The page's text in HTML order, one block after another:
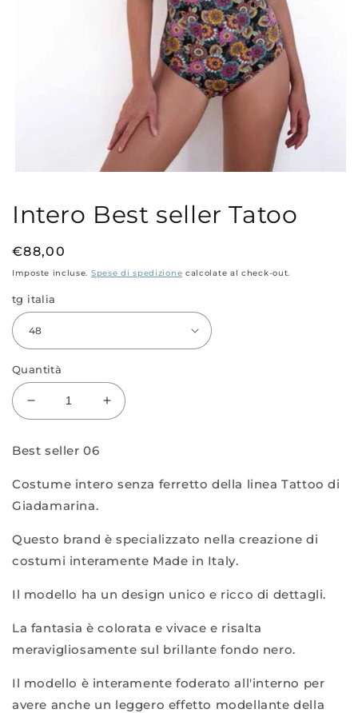
in
modale
Intero Best seller Tatoo
Prezzo
di
€88,00
Imposte incluse. Spese di spedizione calcolate al check-out.
tg italia
Quantità
Diminuisci
quantità
Intero
seller
Tatoo
Aumenta
quantità
seller
Best seller 06
Costume intero senza ferretto della linea Tattoo di
Giadamarina.
Questo brand è specializzato nella creazione di
costumi interamente Made in Italy.
Il modello ha un design unico e ricco di dettagli.
La fantasia è colorata e vivace e risalta
meravigliosamente sul brillante fondo nero.
Il modello è interamente foderato all'interno per
avere anche un leggero effetto modellante della